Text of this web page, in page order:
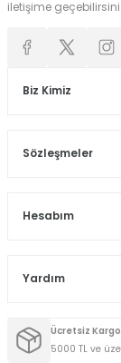
iletişime
Biz Kimiz
Sözleşmeler
Hesabım
Yardım
Ücretsiz Kargo
5000 TL ve